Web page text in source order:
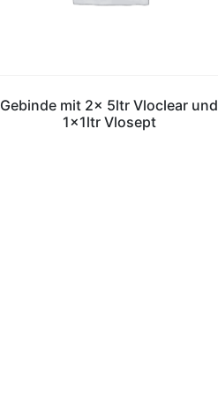
Gebinde mit 2x 5ltr Vloclear und
1x1ltr Vlosept